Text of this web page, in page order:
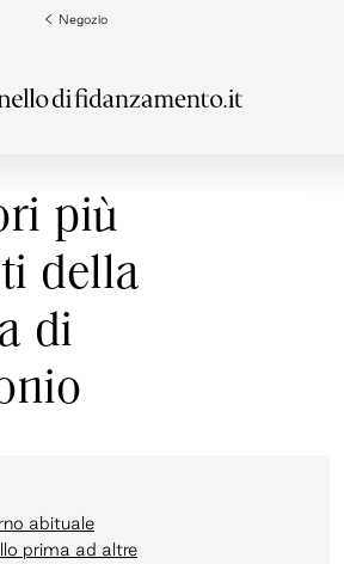
Negozio
più
della
di
abituale
prima ad altre